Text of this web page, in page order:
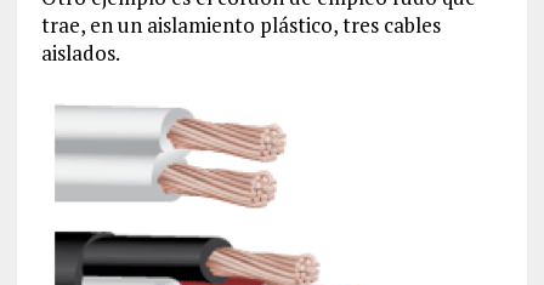
trae, en un aislamiento plástico, tres cables
aislados.